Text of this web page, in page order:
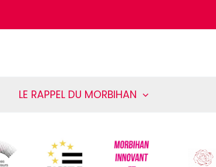
LE RAPPEL DU MORBIHAN